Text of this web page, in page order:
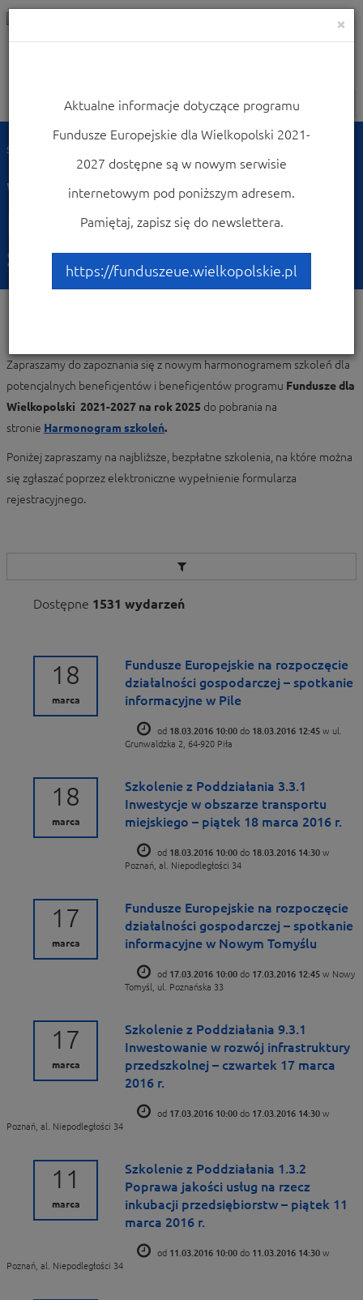
Nawigacja
Strona główna
Weź udział w
konferencjach i
szkoleniach
Zapraszamy do zapoznania się z nowym harmonogramem szkoleń dla
potencjalnych beneficjentów i beneficjentów programu Fundusze dla
Wielkopolski 2021-2027 na rok 2025 do pobrania na
stronie Harmonogram szkoleń.
Poniżej zapraszamy na najbliższe, bezpłatne szkolenia, na które można
się zgłaszać poprzez elektroniczne wypełnienie formularza
rejestracyjnego.
Dostępne 1531 wydarzeń
18
marca
Fundusze Europejskie na rozpoczęcie
działalności gospodarczej – spotkanie
informacyjne w Pile
od 18.03.2016 10:00 do 18.03.2016 12:45 w ul.
Grunwaldzka 2, 64-920 Piła
18
marca
Szkolenie z Poddziałania 3.3.1
Inwestycje w obszarze transportu
miejskiego – piątek 18 marca 2016 r.
od 18.03.2016 10:00 do 18.03.2016 14:30 w
Poznań, al. Niepodległości 34
17
marca
Fundusze Europejskie na rozpoczęcie
działalności gospodarczej – spotkanie
informacyjne w Nowym Tomyślu
od 17.03.2016 10:00 do 17.03.2016 12:45 w Nowy
Tomyśl, ul. Poznańska 33
17
marca
Szkolenie z Poddziałania 9.3.1
Inwestowanie w rozwój infrastruktury
przedszkolnej – czwartek 17 marca
2016 r.
od 17.03.2016 10:00 do 17.03.2016 14:30 w
Poznań, al. Niepodległości 34
11
marca
Szkolenie z Poddziałania 1.3.2
Poprawa jakości usług na rzecz
inkubacji przedsiębiorstw – piątek 11
marca 2016 r.
od 11.03.2016 10:00 do 11.03.2016 14:30 w
Poznań, al. Niepodległości 34
×
Aktualne informacje dotyczące programu
Fundusze Europejskie dla Wielkopolski 2021-
2027 dostępne są w nowym serwisie
internetowym pod poniższym adresem.
Pamiętaj, zapisz się do newslettera.
https://funduszeue.wielkopolskie.pl